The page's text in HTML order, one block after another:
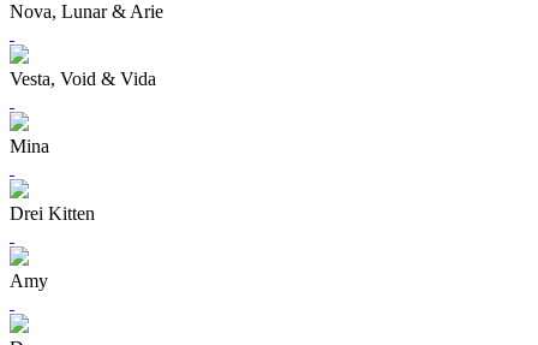
Nova, Lunar & Arie
Vesta, Void & Vida
Mina
Drei Kitten
Amy